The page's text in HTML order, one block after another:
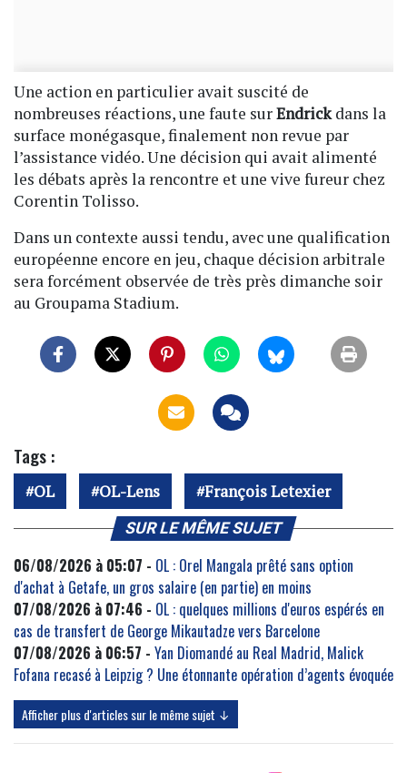
Une action en particulier avait suscité de
nombreuses réactions, une faute surEndrickdans la
surface monégasque, finalement non revue par
l’assistance vidéo. Une décision qui avait alimenté
les débats après la rencontre et une vive fureur chez
Corentin Tolisso.
Dans un contexte aussi tendu, avec une qualification
européenne encore en jeu, chaque décision arbitrale
sera forcément observée de très près dimanche soir
au Groupama Stadium.
Tags :
OL OL-Lens François Letexier
SUR LE MÊME SUJET
06/08/2026 à 05:07 - OL : Orel Mangala prêté sans option
d'achat à Getafe, un gros salaire (en partie) en moins
07/08/2026 à 07:46 - OL : quelques millions d'euros espérés en
cas de transfert de George Mikautadze vers Barcelone
07/08/2026 à 06:57 - Yan Diomandé au Real Madrid, Malick
Fofana recasé à Leipzig ? Une étonnante opération d’agents évoquée
Afficher plus d'articles sur le même sujet ↓